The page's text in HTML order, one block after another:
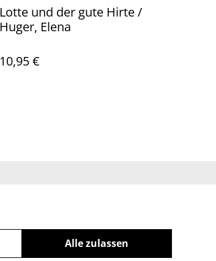
Lotte und der gute Hirte /
Huger, Elena
10,95 €
Alle zulassen